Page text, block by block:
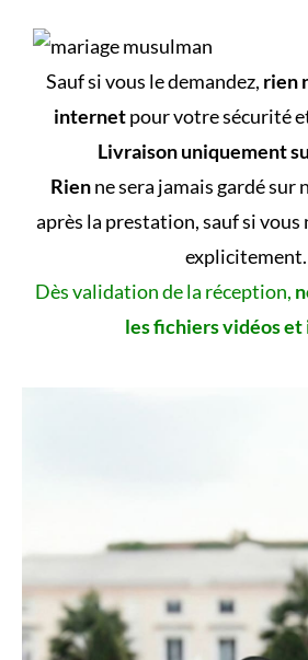
Sauf si vous le demandez, rien
internetpour votre sécurité
Livraison uniquement
Rienne sera jamais gardé sur
après la prestation, sauf si vous
explicitement.
Dès validation de la réception,
les fichiers vidéos et